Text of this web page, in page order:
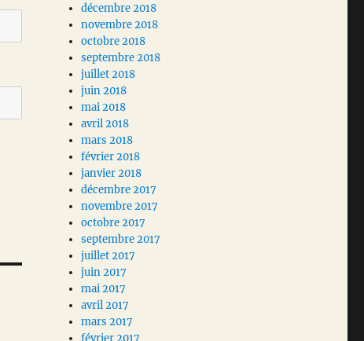
décembre 2018
novembre 2018
octobre 2018
septembre 2018
juillet 2018
juin 2018
mai 2018
avril 2018
mars 2018
février 2018
janvier 2018
décembre 2017
novembre 2017
octobre 2017
septembre 2017
juillet 2017
juin 2017
mai 2017
avril 2017
mars 2017
février 2017